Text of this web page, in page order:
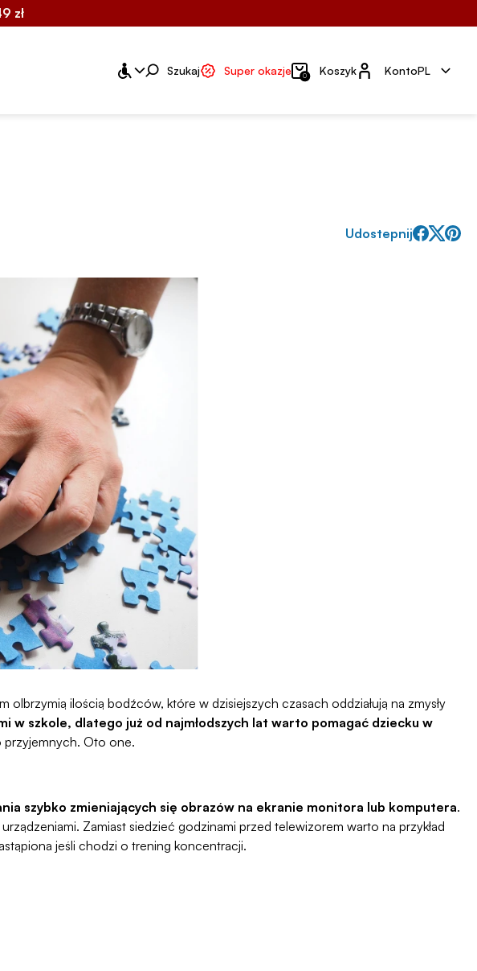
zł
Szukaj Super okazje 0 KoszykKonto
KontoPL
Udostepnij
olbrzymią ilością bodźców, które w dzisiejszych czasach oddziałują na zmysły
w szkole, dlatego już od najmłodszych lat warto pomagać dziecku w
przyjemnych. Oto one.
szybko zmieniających się obrazów na ekranie monitora lub komputera.
Zamiast siedzieć godzinami przed telewizorem warto na przykład
jeśli chodzi o trening koncentracji.